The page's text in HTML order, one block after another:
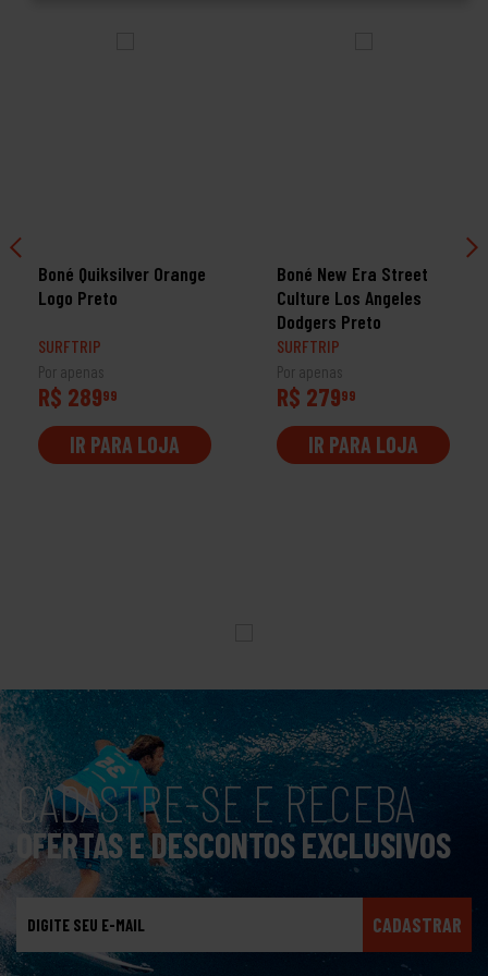
Boné Quiksilver Orange
Logo Preto
SURFTRIP
Por apenas
R$ 28999
IR PARA LOJA
Boné New Era Street
Culture Los Angeles
Dodgers Preto
SURFTRIP
Por apenas
R$ 27999
IR PARA LOJA
CADASTRE-SE E RECEBA
OFERTAS E DESCONTOS EXCLUSIVOS
CADASTRAR